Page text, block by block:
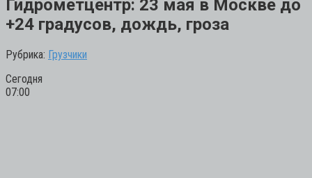
Гидрометцентр: 23 мая в Москве до
+24 градусов, дождь, гроза
Рубрика: Грузчики
Сегодня
07:00